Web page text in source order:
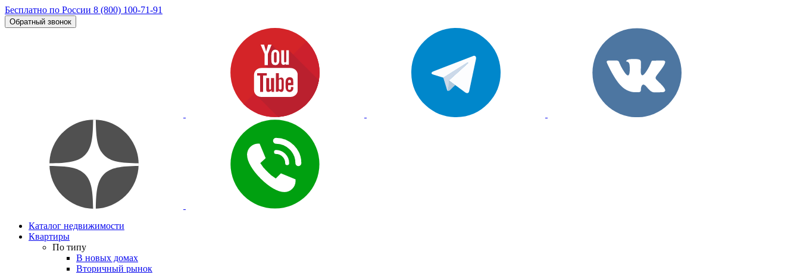
Бесплатно по России 8 (800) 100-71-91
Обратный звонок
Каталог недвижимости
Квартиры
По типу
В новых домах
Вторичный рынок